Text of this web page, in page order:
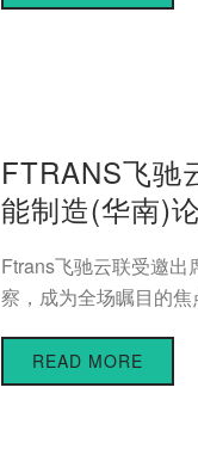
FTRANS飞驰
能制造(华南)
Ftrans飞驰云联受邀
察，成为全场瞩目的焦
READ MORE